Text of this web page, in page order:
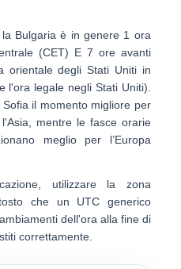
Bulgaria è in genere 1 ora
(CET) E 7 ore avanti
orientale degli Stati Unitiin
l'ora legale negli Stati Uniti).
il momento migliore per
mentre le fasce orarie
meglio per l’Europa
utilizzare la zona
che un UTC generico
dell'ora alla fine di
correttamente.